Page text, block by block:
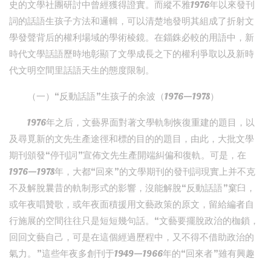
史的文學社團研討中曾經獲得證實。而縱不雅1976年以來發刊
詞的話語生孩子方法和邏輯，可以清楚地發明其組成了折射文
學發聲背后的權利場域的學術棱鏡。在錙銖必較的用語中，新
時代文學話語歷時地彰顯了文學成長之下的權利爭取以及新時
代文明空間里話語天生的態度限制。
（一）“反動話語”生孩子的余波（1976—1978）
1976年之后，文藝界面對著文學軌制恢復重建的題目，以
及尋覓新的文先生產途徑和標的目的的題目，由此，大批文學
期刊頒發“停刊詞”宣佈文先生產開端糾偏和復軌。可是，在
1976—1978年，大都“回來”的文學期刊的發刊詞現實上并不克
不及解脫曩昔的軌制形式的影響，沒能解脫“反動話語”窠臼，
或年夜唱贊歌，或年夜面積援用文藝政策的原文，留給編者自
行施展的空間往往只是短短幾句話。“文藝要擺脫政治的枷鎖，
回回文藝自己，可是在這個經過歷程中，又不得不借助政治的
氣力。”這些年夜多創刊于1949—1966年的“回來者”雖有興趣